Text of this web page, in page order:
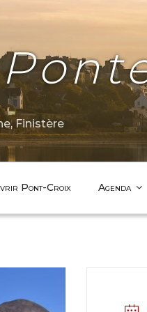
Finistère
Pont-Croix Agenda